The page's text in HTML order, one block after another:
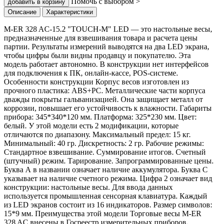
добавить в корзину
Описание Характеристики
M-ER 328 AC-15.2 "TOUCH-M" LED — это настольные весы,
предназначенные для взвешивания товара и расчета цены
партии. Результаты измерений выводятся на два LED экрана,
чтобы цифры были видны продавцу и покупателю. Эта
модель работает автономно. В конструкции нет интерфейсов
для подключения к ПК, онлайн-кассе, POS-системе.
Особенности конструкции Корпус весов изготовлен из
прочного пластика: ABS+PC. Металлические части корпуса
дважды покрыты гальванизацией. Она защищает металл от
коррозии, повышает его устойчивость к влажности. Габариты
прибора: 345*340*120 мм. Платформа: 325*230 мм. Цвет:
белый. У этой модели есть 2 модификации, которые
отличаются по диапазону. Максимальный предел: 15 кг.
Минимальный: 40 гр. Дискретность: 2 гр. Рабочие режимы:
Стандартное взвешивание. Суммирование итогов. Счетный
(штучный) режим. Тарирование. Запрограммированные цены.
Буква А в названии означает наличие аккумулятора. Буква С
указывает на наличие счетного режима. Цифра 2 означает вид
конструкции: настольные весы. Для ввода данных
используется промышленная сенсорная клавиатура. Каждый
из LED экранов состоит из 16 индикаторов. Размер символов:
15*9 мм. Преимущества этой модели Торговые весы M-ER
328 AC внесены в Госреестр измерительных приборов.